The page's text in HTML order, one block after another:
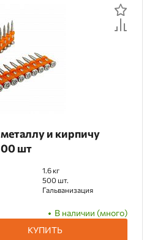
и кирпичу
шт
1.6 кг
500 шт.
Гальванизация
В наличии (много)
КУПИТЬ